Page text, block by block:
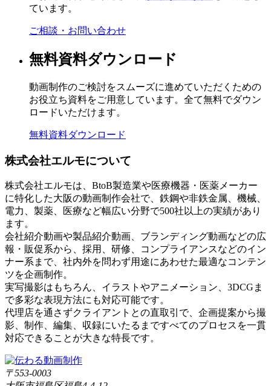
ています。
ご相談・お問い合わせ
無料資料ダウンロード
動画制作のご検討をスムーズに進めていただくための
お役立ち資料をご用意しています。全て無料でダウン
ロードいただけます。
無料資料ダウンロード
株式会社エルモについて
株式会社エルモは、BtoB製造業や医療機器・医薬メーカー
に特化した大阪の動画制作会社で、鉄鋼や非鉄金属、機械、
電力、製薬、医療など幅広い分野で500社以上の実績があり
ます。
会社紹介動画や製品紹介動画、ブランディング動画などの広
報・販促系から、採用、研修、コンプライアンスなどのイン
ナー系まで、社内外を問わず用途にあわせた最適なコンテン
ツを企画制作。
実写撮影はもちろん、イラストやアニメーション、3DCGま
で多彩な表現方法にも対応可能です。
代理店を通さずクライアントとの直取引で、企画提案から撮
影、制作、編集、収録にいたるまですべてのプロセスを一貫
対応できることが大きな特長です。
〒553-0003